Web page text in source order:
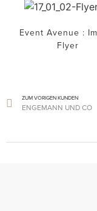
Event Avenue :
Flyer
ZUM VORIGEN KUNDEN
ENGEMANN UND CO